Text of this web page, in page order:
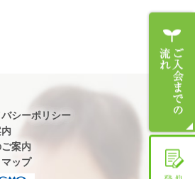
シーポリシー
案内
ップ